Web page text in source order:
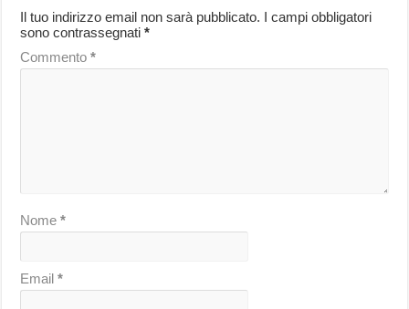
Il tuo indirizzo email non sarà pubblicato. I campi obbligatori
sono contrassegnati*
Commento*
Nome*
Email*